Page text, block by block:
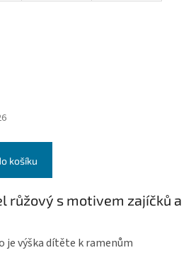
košíku
růžový s motivem zajíčků a
je výška dítěte k ramenům